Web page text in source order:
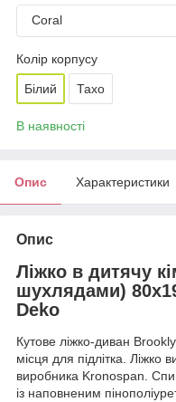
Coral
Колір корпусу
Білий Тахо
В наявності
Опис Характеристики
Опис
Ліжко в дитячу
шухлядами)
Deko
Кутове ліжко-диван
місця для підлітка. Ліжко
виробника Kronospan.
із наповненим